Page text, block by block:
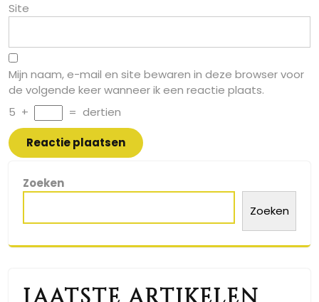
Site
Mijn naam, e-mail en site bewaren in deze browser voor
de volgende keer wanneer ik een reactie plaats.
5 + = dertien
Zoeken
Zoeken